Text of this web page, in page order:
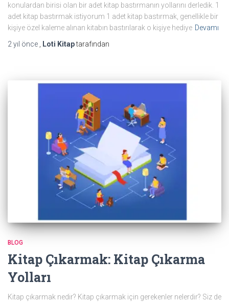
konulardan birisi olan bir adet kitap bastırmanın yollarını derledik. 1
adet kitap bastırmak istiyorum 1 adet kitap bastırmak, genellikle bir
kişiye özel kaleme alınan kitabın bastırılarak o kişiye hediye Devamı
2 yıl önce Loti Kitaptarafından
BLOG
Kitap Çıkarmak: Kitap Çıkarma
Yolları
Kitap çıkarmak nedir? Kitap çıkarmak için gerekenler nelerdir? Siz de